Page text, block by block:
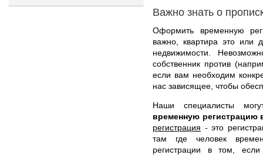
Важно знать о
Оформить временную
важно, квартира это или
недвижимости.
собственник против
если вам необходим
нас зависящее, чтобы
Наши специалисты
временную регистрацию
регистрация - это
там где человек
регистрации в том,